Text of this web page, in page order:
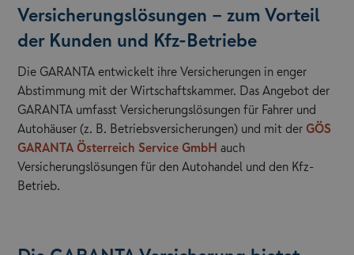
Versicherungslösungen – zum Vorteil
der Kunden und Kfz-Betriebe
Die GARANTA entwickelt ihre Versicherungen in enger
Abstimmung mit der Wirtschaftskammer. Das Angebot der
GARANTA umfasst Versicherungslösungen für Fahrer und
Autohäuser (z. B. Betriebsversicherungen) und mit der GÖS
GARANTA Österreich Service GmbH auch
Versicherungslösungen für den Autohandel und den Kfz-
Betrieb.